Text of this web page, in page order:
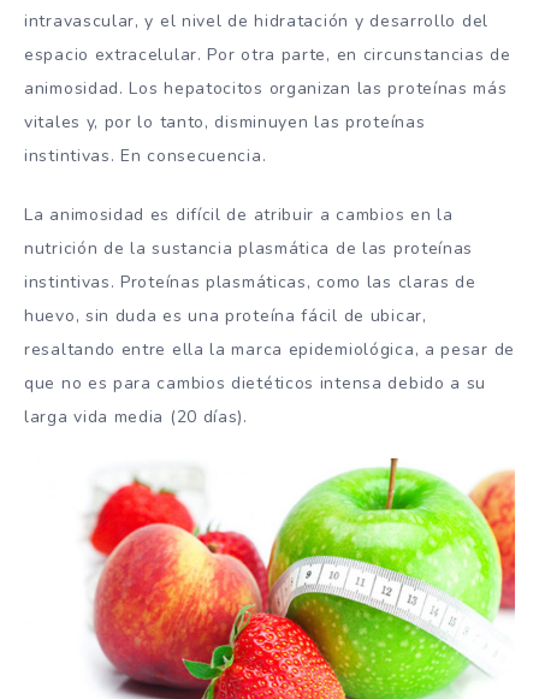
intravascular, y el nivel de hidratación y desarrollo del
espacio extracelular. Por otra parte, en circunstancias de
animosidad. Los hepatocitos organizan las proteínas más
vitales y, por lo tanto, disminuyen las proteínas
instintivas. En consecuencia.
La animosidad es difícil de atribuir a cambios en la
nutrición de la sustancia plasmática de las proteínas
instintivas. Proteínas plasmáticas, como las claras de
huevo, sin duda es una proteína fácil de ubicar,
resaltando entre ella la marca epidemiológica, a pesar de
que no es para cambios dietéticos intensa debido a su
larga vida media (20 días).